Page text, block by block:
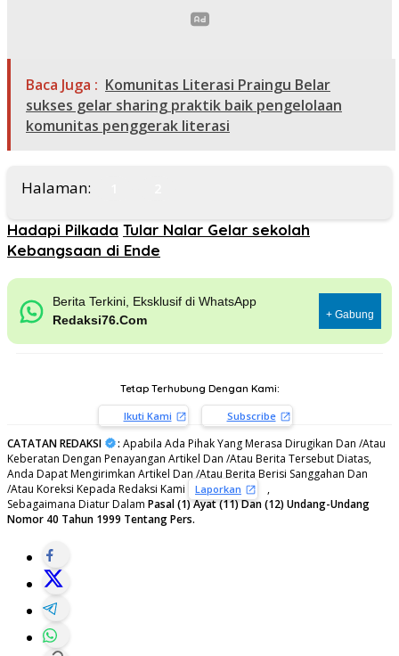
Baca Juga : Komunitas Literasi Praingu Belar
sukses gelar sharing praktik baik pengelolaan
komunitas penggerak literasi
Halaman:
Hadapi Pilkada Tular Nalar Gelar sekolah
Kebangsaan di Ende
Berita Terkini, Eksklusif di WhatsApp
Redaksi76.Com
+ Gabung
Tetap Terhubung Dengan Kami:
Ikuti Kami Subscribe
CATATAN REDAKSI : Apabila Ada Pihak Yang Merasa Dirugikan Dan /Atau
Keberatan Dengan Penayangan Artikel Dan /Atau Berita Tersebut Diatas,
Anda Dapat Mengirimkan Artikel Dan /Atau Berita Berisi Sanggahan Dan
/Atau Koreksi Kepada Redaksi Kami
Laporkan
,
Sebagaimana Diatur Dalam Pasal (1) Ayat (11) Dan (12) Undang-Undang
Nomor 40 Tahun 1999 Tentang Pers.